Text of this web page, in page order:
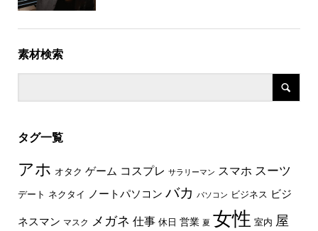
素材検索
タグ一覧
アホ オタク ゲーム コスプレ サラリーマン スマホ スーツ
デート ネクタイ ノートパソコン バカ パソコン ビジネス ビジ
ネスマン マスク メガネ 仕事 休日 営業 夏 女性 室内 屋